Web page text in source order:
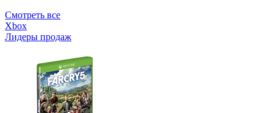
Смотреть все
Xbox
Лидеры продаж